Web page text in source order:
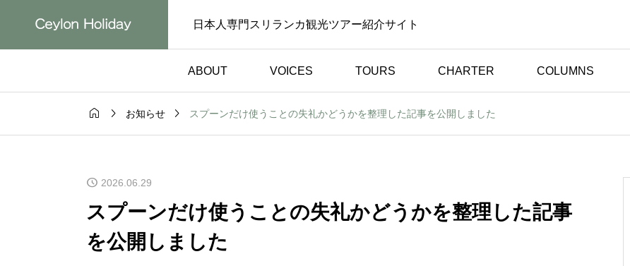
日本人専門スリランカ観光ツアー紹介サイト
ABOUT VOICES TOURS CHARTER COLUMNS
様の声） 体験談（お客様の声）
た｜日本語対応ドライバ
ー体験談【お客様の声】
体験談（お客様の声）
スリランカ旅行体験談
【お客様の声】
  お知らせ  スプーンだけ使うことの失礼かどうかを整理した記事を公開しました
2026.06.29
スプーンだけ使うことの失礼かどうかを整理した記事
を公開しました